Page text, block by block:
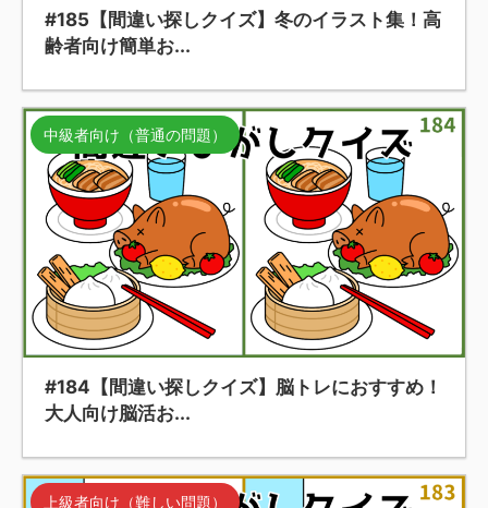
#185【間違い探しクイズ】冬のイラスト集！高
齢者向け簡単お...
中級者向け（普通の問題）
#184【間違い探しクイズ】脳トレにおすすめ！
大人向け脳活お...
上級者向け（難しい問題）